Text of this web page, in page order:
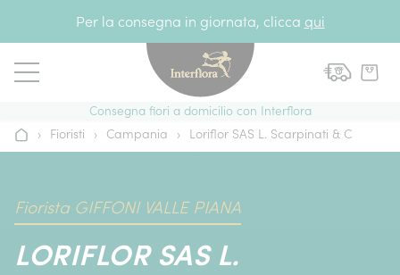
Per la consegna in giornata, clicca qui
Consegna fiori a domicilio con Interflora
Home› Fioristi › Campania › Loriflor SAS L. Scarpinati & C
Fiorista GIFFONI VALLE PIANA
LORIFLOR SAS L.